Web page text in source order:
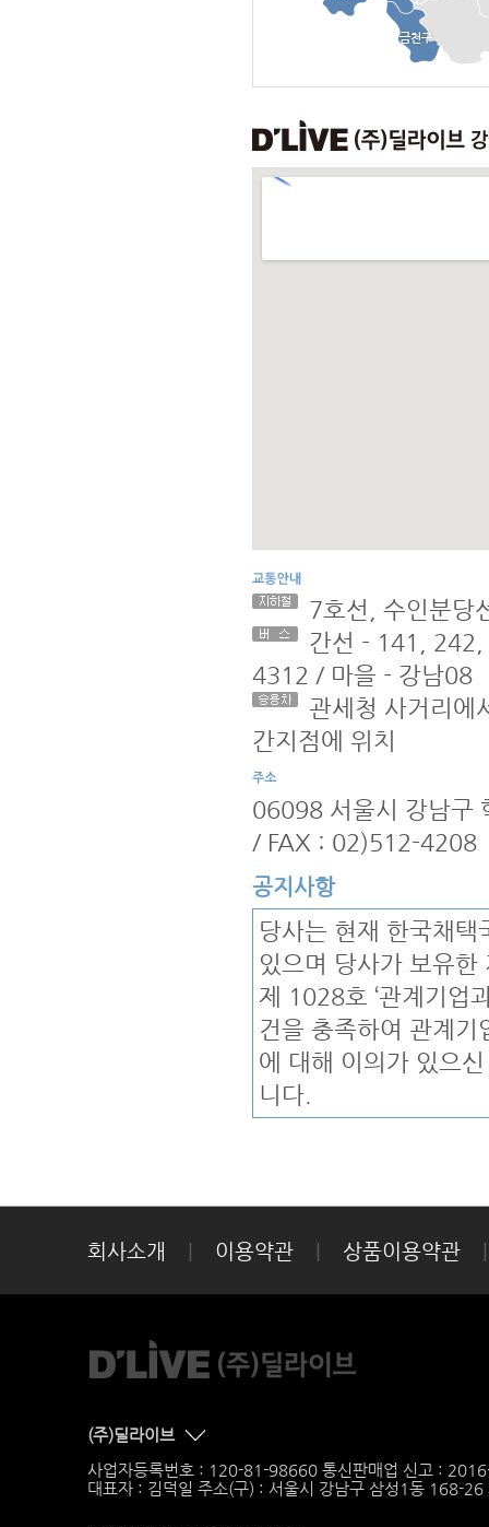
7호선, 수인분당
간선 - 141,
4312 / 마을 - 강남08
관세청 사거리에
간지점에 위치
06098 서울시 강남구
/ FAX : 02)512-4208
공지사항
당사는 현재 한국채택
있으며 당사가 보유
제 1028호 ‘관계기업
건을 충족하여 관계
에 대해 이의가 있으
니다.
회사소개 이용약관 상품이용약관
(주)딜라이브
사업자등록번호 : 120-81-98660 통신판매업 신고 :
대표자 : 김덕일 주소(구) : 서울시 강남구 삼성1동 168-